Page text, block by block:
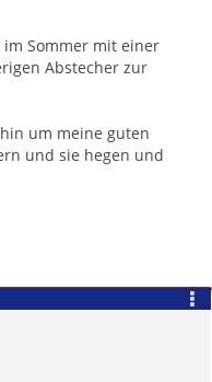
Sommer mit einer
Abstecher zur
um meine guten
und sie hegen und